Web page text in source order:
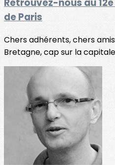
Retrouvez-nous au
de Paris
Chers adhérents, chers
Bretagne, cap sur la capitale